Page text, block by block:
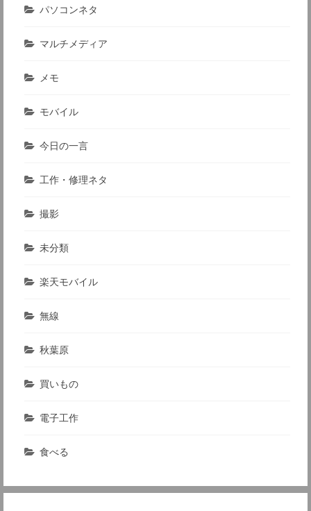
パソコンネタ
マルチメディア
メモ
モバイル
今日の一言
工作・修理ネタ
撮影
未分類
楽天モバイル
無線
秋葉原
買いもの
電子工作
食べる